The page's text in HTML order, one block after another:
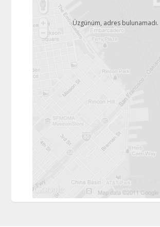
Üzgünüm, adres bulunamadı.